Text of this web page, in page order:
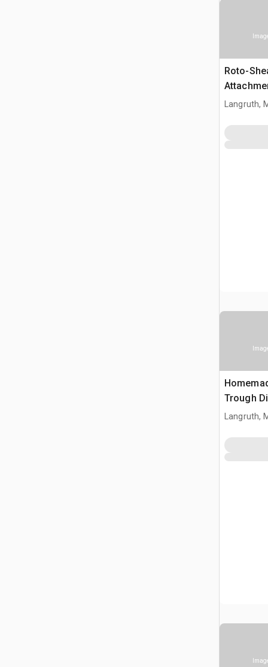
Roto-
Langruth,
Trough
Langruth,